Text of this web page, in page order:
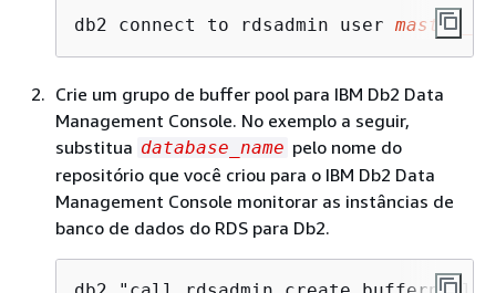
db2 connect to rdsadmin user
Crie um grupo de buffer pool para IBM Db2 Data
Management Console. No exemplo a seguir,
substitua database_name pelo nome do
repositório que você criou para o IBM Db2 Data
Management Console monitorar as instâncias de
banco de dados do RDS para Db2.